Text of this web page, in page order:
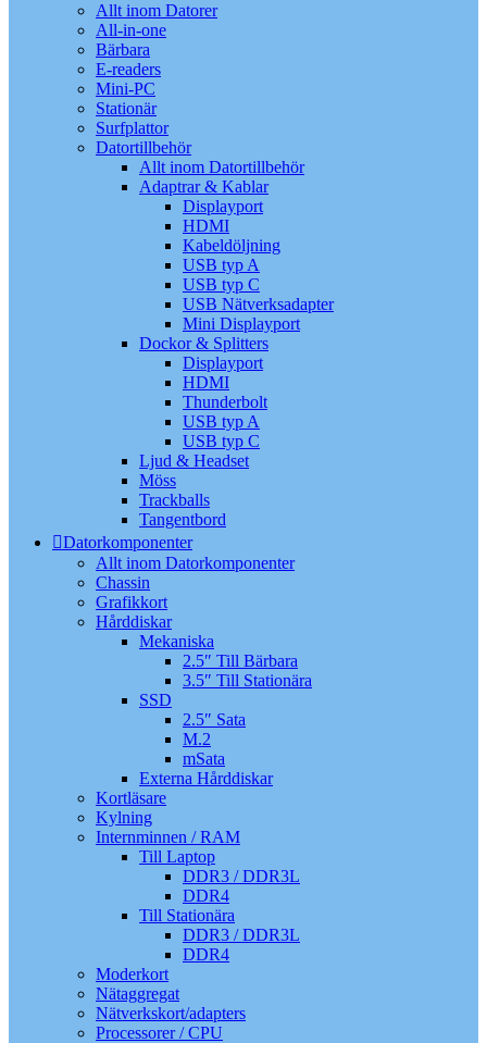
Allt inom Datorer
All-in-one
Bärbara
E-readers
Mini-PC
Stationär
Surfplattor
Datortillbehör
Allt inom Datortillbehör
Adaptrar & Kablar
Displayport
HDMI
Kabeldöljning
USB typ A
USB typ C
USB Nätverksadapter
Mini Displayport
Dockor & Splitters
Displayport
HDMI
Thunderbolt
USB typ A
USB typ C
Ljud & Headset
Möss
Trackballs
Tangentbord
Datorkomponenter
Allt inom Datorkomponenter
Chassin
Grafikkort
Hårddiskar
Mekaniska
2.5″ Till Bärbara
3.5″ Till Stationära
SSD
2.5″ Sata
M.2
mSata
Externa Hårddiskar
Kortläsare
Kylning
Internminnen / RAM
Till Laptop
DDR3 / DDR3L
DDR4
Till Stationära
DDR3 / DDR3L
DDR4
Moderkort
Nätaggregat
Nätverkskort/adapters
Processorer / CPU